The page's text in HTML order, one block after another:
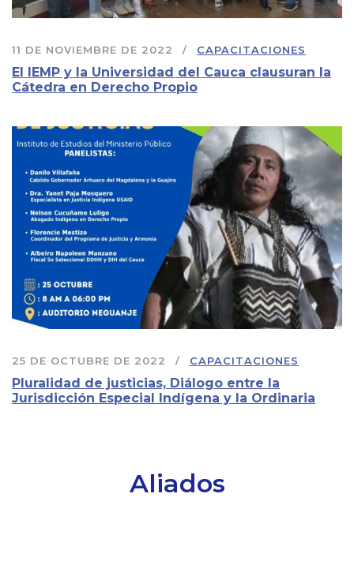
11 DE NOVIEMBRE DE 2022 CAPACITACIONES
El IEMP y la Universidad del Cauca clausuran la
Cátedra en Derecho Propio
25 DE OCTUBRE DE 2022 CAPACITACIONES
Pluralidad de justicias, Diálogo entre la
Jurisdicción Especial Indígena y la Ordinaria
Aliados